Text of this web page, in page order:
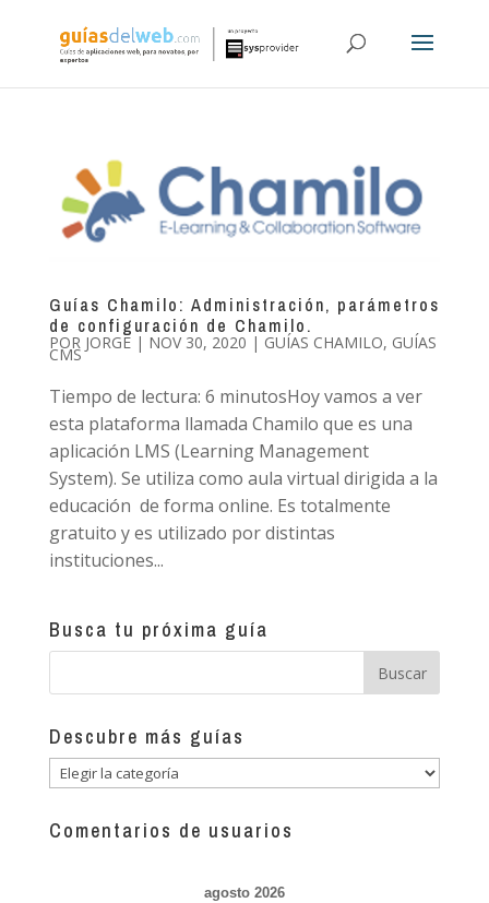
Guías Chamilo: Administración, parámetros
de configuración de Chamilo.
POR JORGE| NOV 30, 2020 | GUÍAS CHAMILO, GUÍAS
CMS
Tiempo de lectura: 6 minutosHoy vamos a ver
esta plataforma llamada Chamilo que es una
aplicación LMS (Learning Management
System). Se utiliza como aula virtual dirigida a la
educación de forma online. Es totalmente
gratuito y es utilizado por distintas
instituciones...
Busca tu próxima guía
Descubre más guías
Descubre
guías
Comentarios de usuarios
agosto 2026